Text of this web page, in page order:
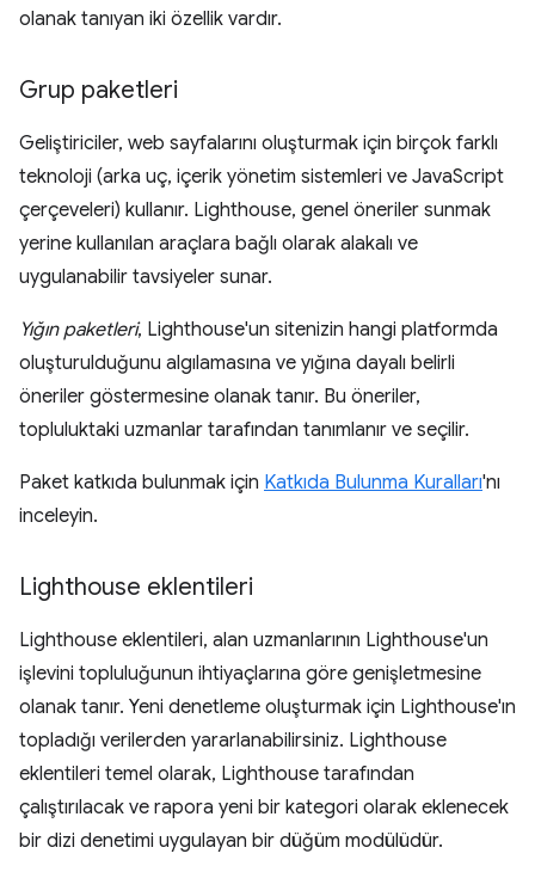
olanak tanıyan iki özellik vardır.
Grup paketleri
Geliştiriciler, web sayfalarını oluşturmak için birçok farklı
teknoloji (arka uç, içerik yönetim sistemleri ve JavaScript
çerçeveleri) kullanır. Lighthouse, genel öneriler sunmak
yerine kullanılan araçlara bağlı olarak alakalı ve
uygulanabilir tavsiyeler sunar.
Yığın paketleri, Lighthouse'un sitenizin hangi platformda
oluşturulduğunu algılamasına ve yığına dayalı belirli
öneriler göstermesine olanak tanır. Bu öneriler,
topluluktaki uzmanlar tarafından tanımlanır ve seçilir.
Paket katkıda bulunmak için Katkıda Bulunma Kuralları'nı
inceleyin.
Lighthouse eklentileri
Lighthouse eklentileri, alan uzmanlarının Lighthouse'un
işlevini topluluğunun ihtiyaçlarına göre genişletmesine
olanak tanır. Yeni denetleme oluşturmak için Lighthouse'ın
topladığı verilerden yararlanabilirsiniz. Lighthouse
eklentileri temel olarak, Lighthouse tarafından
çalıştırılacak ve rapora yeni bir kategori olarak eklenecek
bir dizi denetimi uygulayan bir düğüm modülüdür.